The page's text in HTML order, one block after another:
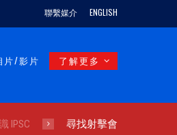
聯繫媒介 ENGLISH
片/影片 了解更多
IPSC 尋找射擊會